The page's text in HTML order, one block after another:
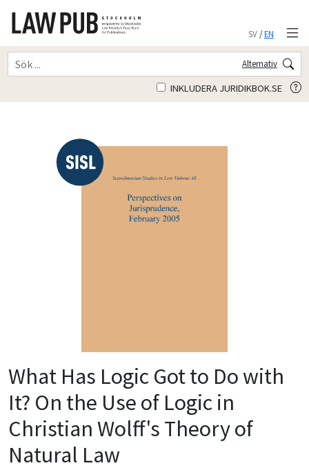
SV/EN
Alternativ
INKLUDERA JURIDIKBOK.SE
What Has Logic Got to Do with
It? On the Use of Logic in
Christian Wolff's Theory of
Natural Law